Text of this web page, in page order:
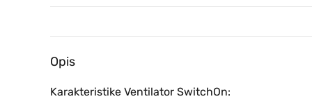
Opis
Karakteristike Ventilator SwitchOn: